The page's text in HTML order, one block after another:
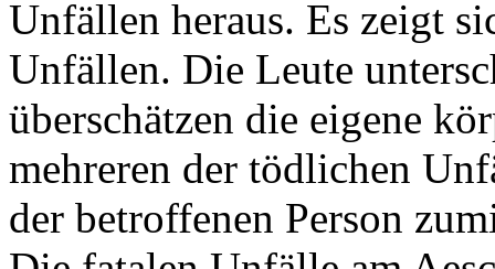
Unfällen heraus. Es zeigt
Unfällen. Die Leute
überschätzen die eigene
mehreren der tödlichen
der betroffenen Person